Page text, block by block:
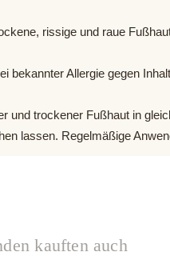
rissige und raue
bekannter Allergie gegen
und trockener Fußhaut in
lassen. Regelmäßige
kauften auch